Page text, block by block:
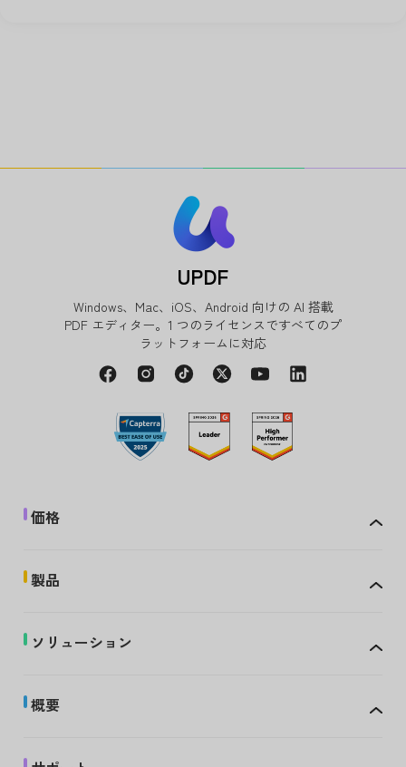
UPDF
Windows、Mac、iOS、Android 向けの AI 搭載
PDF エディター。1 つのライセンスですべてのプ
ラットフォームに対応
価格
製品
ソリューション
概要